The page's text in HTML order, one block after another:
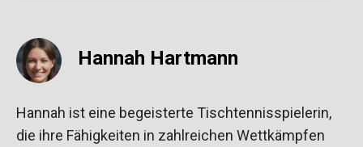
Hannah Hartmann
Hannah ist eine begeisterte Tischtennisspielerin,
die ihre Fähigkeiten in zahlreichen Wettkämpfen